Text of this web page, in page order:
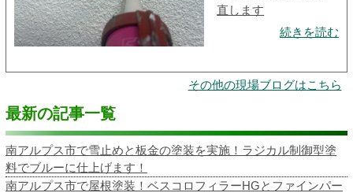
直します
続きを読む
その他の現場ブログはこちら
最新の記事一覧
南アルプス市で雪止めと板金の塗装を実施！ラジカル制御型塗
料でブルーに仕上げます！
南アルプス市で屋根塗装！ベスコロフィラーHGとファインパー